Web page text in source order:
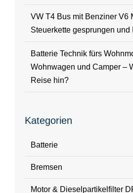
VW T4 Bus mit Benziner V6
Steuerkette gesprungen und
Batterie Technik fürs
Wohnwagen und Camper –
Reise hin?
Kategorien
Batterie
Bremsen
Motor & Dieselpartikelfilter